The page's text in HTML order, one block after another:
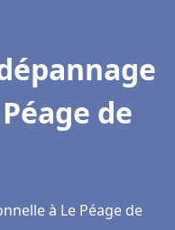
de
à Le Péage de